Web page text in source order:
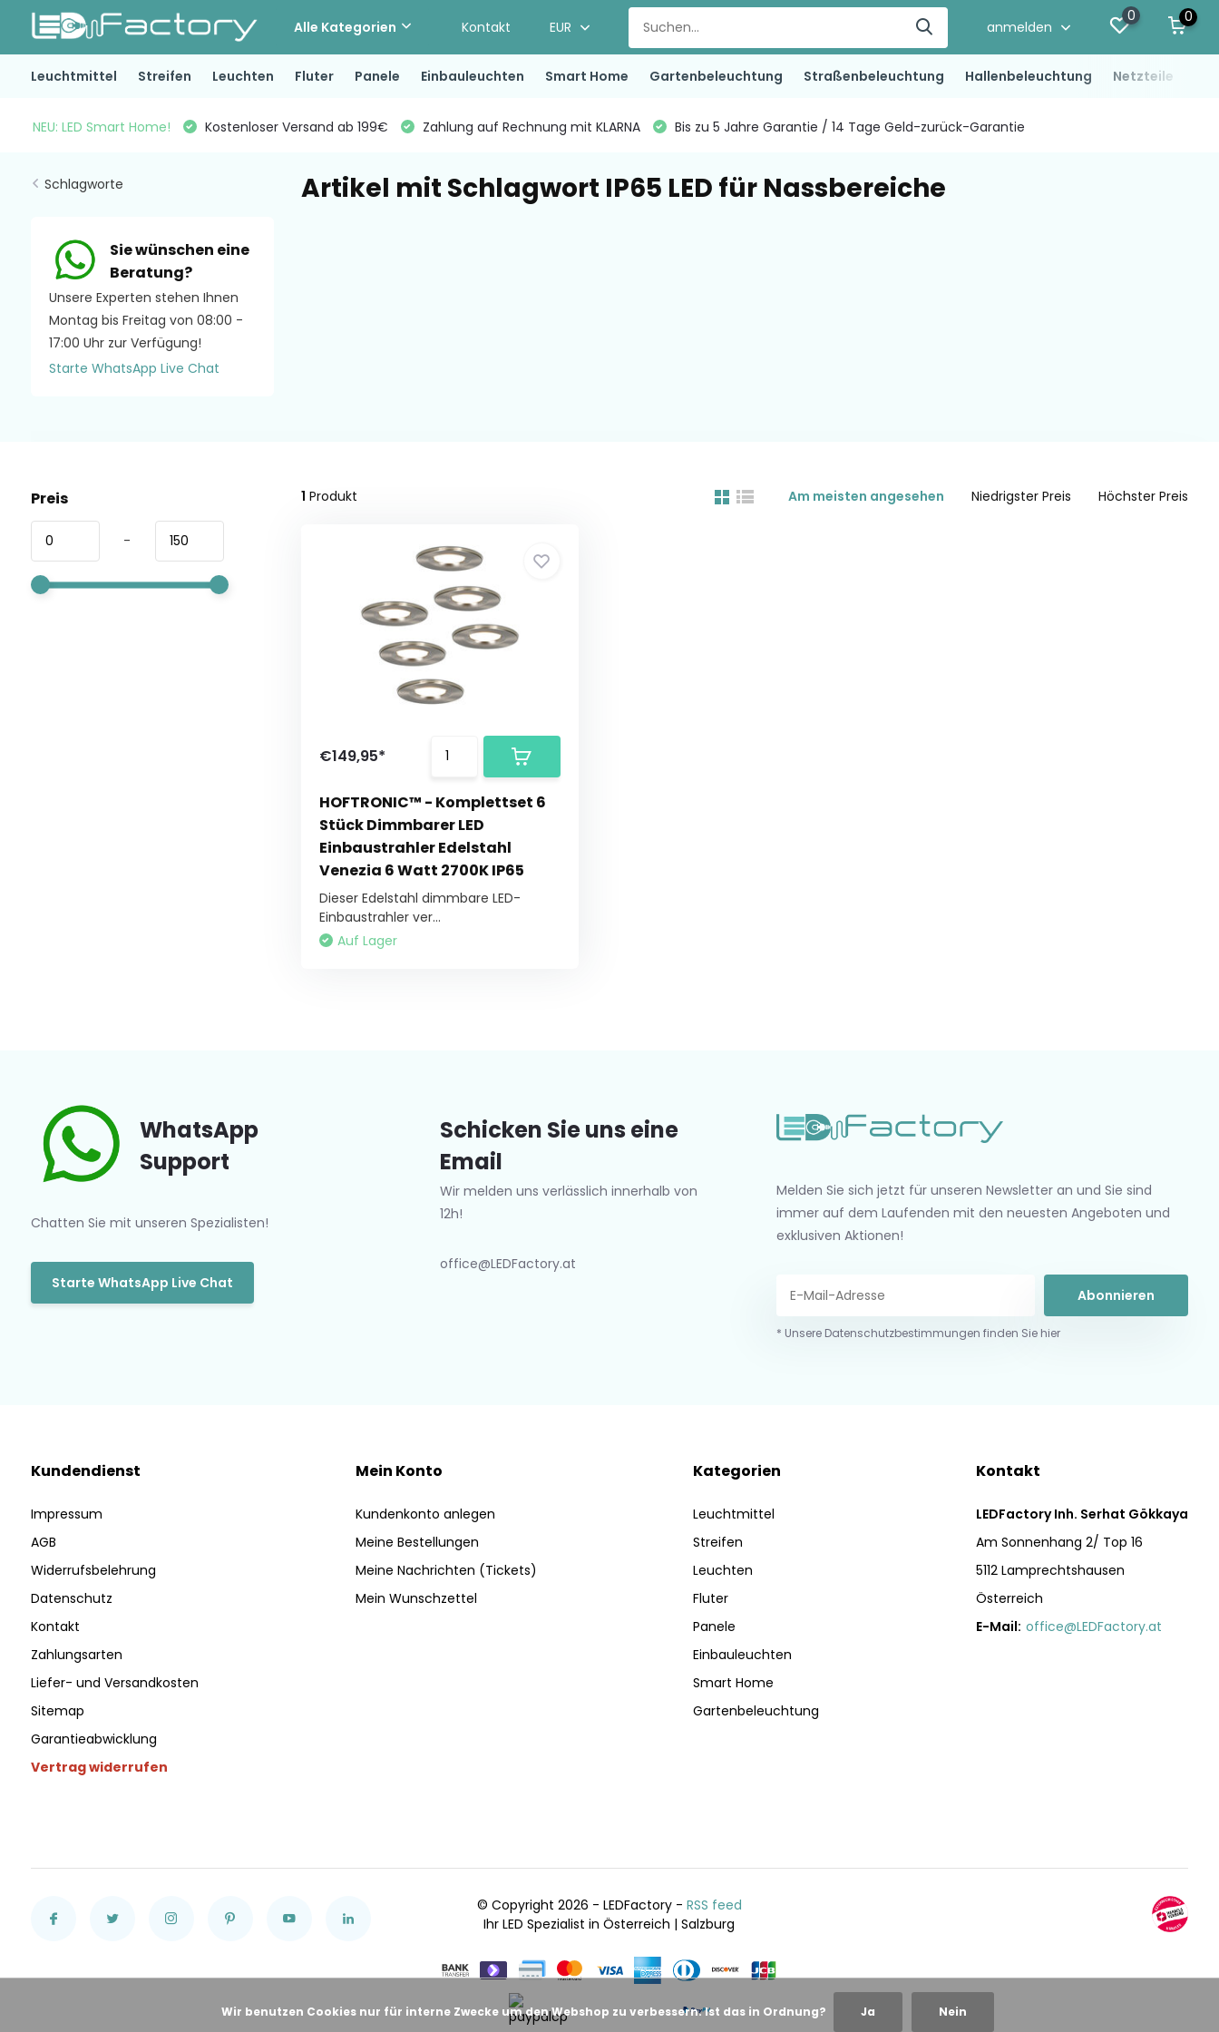
Alle Kategorien Kontakt EUR anmelden
0 0
Leuchtmittel Streifen Leuchten Fluter Panele Einbauleuchten Smart Home Gartenbeleuchtung Straßenbeleuchtung Hallenbeleuchtung Netzteile
NEU: LED Smart Home! Kostenloser Versand ab 199€ Zahlung auf Rechnung mit KLARNA Bis zu 5 Jahre Garantie / 14 Tage Geld-zurück-Garantie
Schlagworte
Sie wünschen eine
Beratung?
Unsere Experten stehen Ihnen
Montag bis Freitag von 08:00 -
17:00 Uhr zur Verfügung!
Starte WhatsApp Live Chat
Artikel mit Schlagwort IP65 LED für Nassbereiche
Preis
-
1 Produkt Am meisten angesehen Niedrigster Preis Höchster Preis
€149,95*
HOFTRONIC™ - Komplettset 6
Stück Dimmbarer LED
Einbaustrahler Edelstahl
Venezia 6 Watt 2700K IP65
Dieser Edelstahl dimmbare LED-
Einbaustrahler ver...
Auf Lager
WhatsApp
Support
Chatten Sie mit unseren Spezialisten!
Starte WhatsApp Live Chat
Schicken Sie uns eine
Email
Wir melden uns verlässlich innerhalb von
12h!
office@LEDFactory.at
Melden Sie sich jetzt für unseren Newsletter an und Sie sind
immer auf dem Laufenden mit den neuesten Angeboten und
exklusiven Aktionen!
Abonnieren
* Unsere Datenschutzbestimmungen finden Sie hier
Kundendienst
Impressum
AGB
Widerrufsbelehrung
Datenschutz
Kontakt
Zahlungsarten
Liefer- und Versandkosten
Sitemap
Garantieabwicklung
Vertrag widerrufen
Mein Konto
Kundenkonto anlegen
Meine Bestellungen
Meine Nachrichten (Tickets)
Mein Wunschzettel
Kategorien
Leuchtmittel
Streifen
Leuchten
Fluter
Panele
Einbauleuchten
Smart Home
Gartenbeleuchtung
Kontakt
LEDFactory Inh. Serhat Gökkaya
Am Sonnenhang 2/ Top 16
5112 Lamprechtshausen
Österreich
E-Mail: office@LEDFactory.at
© Copyright 2026 - LEDFactory - RSS feed
Ihr LED Spezialist in Österreich | Salzburg
Wir benutzen Cookies nur für interne Zwecke um den Webshop zu verbessern. Ist das in Ordnung? Ja Nein